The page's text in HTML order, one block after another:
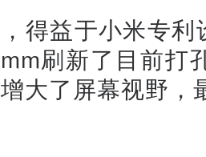
得益于小米专
刷新了目前打
大了屏幕视野，